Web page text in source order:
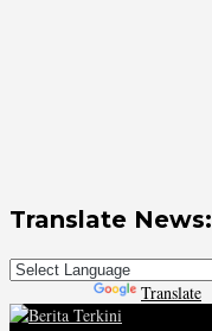
Translate News:
Translate